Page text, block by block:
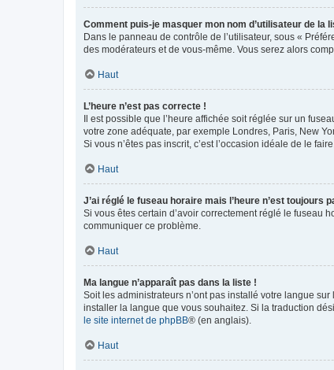
Comment puis-je masquer mon nom d’utilisateur de la
Dans le panneau de contrôle de l’utilisateur, sous «
des modérateurs et de vous-même. Vous serez alors
Haut
L’heure n’est pas correcte !
Il est possible que l’heure affichée soit réglée sur un
votre zone adéquate, par exemple Londres, Paris, New
Si vous n’êtes pas inscrit, c’est l’occasion idéale de le faire.
Haut
J’ai réglé le fuseau horaire mais l’heure n’est toujours
Si vous êtes certain d’avoir correctement réglé le fuseau
communiquer ce problème.
Haut
Ma langue n’apparaît pas dans la liste !
Soit les administrateurs n’ont pas installé votre langue
installer la langue que vous souhaitez. Si la traduction
le site internet de phpBB® (en anglais).
Haut